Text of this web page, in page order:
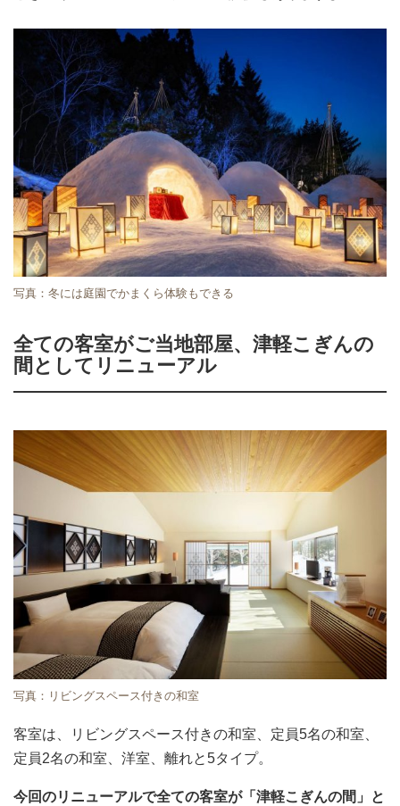
写真：冬には庭園でかまくら体験もできる
全ての客室がご当地部屋、津軽こぎんの
間としてリニューアル
写真：リビングスペース付きの和室
客室は、リビングスペース付きの和室、定員5名の和室、
定員2名の和室、洋室、離れと5タイプ。
今回のリニューアルで全ての客室が「津軽こぎんの間」と